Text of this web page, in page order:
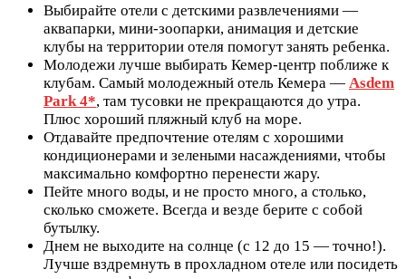
Выбирайте отели с детскими развлечениями —
аквапарки, мини-зоопарки, анимация и детские
клубы на территории отеля помогут занять ребенка.
Молодежи лучше выбирать Кемер-центр поближе к
клубам. Самый молодежный отель Кемера — Asdem
Park 4*, там тусовки не прекращаются до утра.
Плюс хороший пляжный клуб на море.
Отдавайте предпочтение отелям с хорошими
кондиционерами и зелеными насаждениями, чтобы
максимально комфортно перенести жару.
Пейте много воды, и не просто много, а столько,
сколько сможете. Всегда и везде берите с собой
бутылку.
Днем не выходите на солнце (с 12 до 15 — точно!).
Лучше вздремнуть в прохладном отеле или посидеть